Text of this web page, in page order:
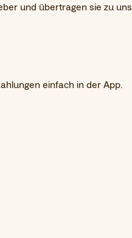
und übertragen sie zu uns
einfach in der App.